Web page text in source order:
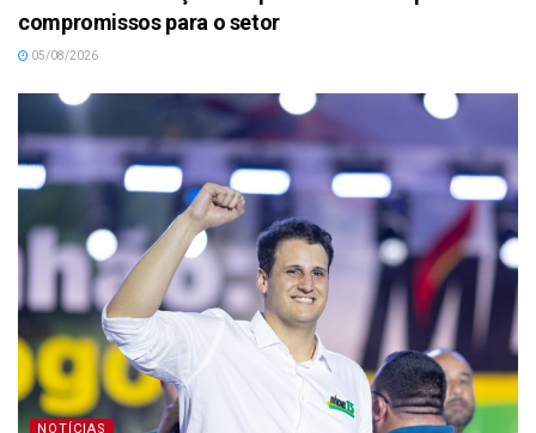
compromissos para o setor
05/08/2026
NOTÍCIAS